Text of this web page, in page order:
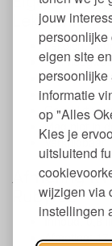
jouw
eigen site
informatie
op "Alles
Kies je
uitsluitend
wijzigen via
instellingen
Lekdicht
Lekdicht
Van
Met
Past bij de
Geschikt
Mag niet in
Verkrijgbaar
Afmeting
Rubytec
Inhoud: 0,8
Afmeting: